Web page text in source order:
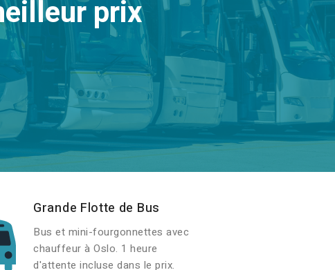
prix
Grande Flotte de Bus
Bus et mini-fourgonnettes avec
chauffeur à Oslo. 1 heure
d'attente incluse dans le prix.